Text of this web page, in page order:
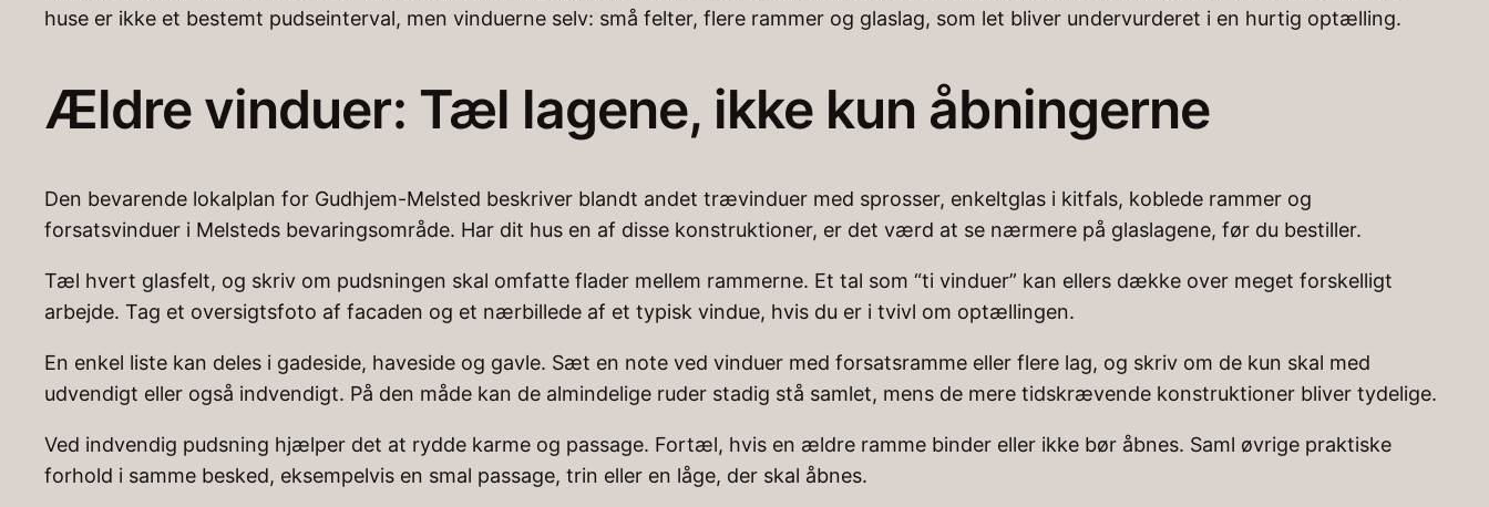
huse er ikke et bestemt pudseinterval, men vinduerne selv: små felter, flere rammer og glaslag, som let bliver undervurderet i en hurtig optælling.
Ældre vinduer: Tæl lagene, ikke kun åbningerne
Den bevarende lokalplan for Gudhjem-Melsted beskriver blandt andet trævinduer med sprosser, enkeltglas i kitfals, koblede rammer og
forsatsvinduer i Melsteds bevaringsområde. Har dit hus en af disse konstruktioner, er det værd at se nærmere på glaslagene, før du bestiller.
Tæl hvert glasfelt, og skriv om pudsningen skal omfatte flader mellem rammerne. Et tal som “ti vinduer” kan ellers dække over meget forskelligt
arbejde. Tag et oversigtsfoto af facaden og et nærbillede af et typisk vindue, hvis du er i tvivl om optællingen.
En enkel liste kan deles i gadeside, haveside og gavle. Sæt en note ved vinduer med forsatsramme eller flere lag, og skriv om de kun skal med
udvendigt eller også indvendigt. På den måde kan de almindelige ruder stadig stå samlet, mens de mere tidskrævende konstruktioner bliver tydelige.
Ved indvendig pudsning hjælper det at rydde karme og passage. Fortæl, hvis en ældre ramme binder eller ikke bør åbnes. Saml øvrige praktiske
forhold i samme besked, eksempelvis en smal passage, trin eller en låge, der skal åbnes.